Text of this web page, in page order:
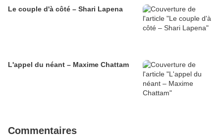
Le couple d'à côté – Shari Lapena
L'appel du néant – Maxime Chattam
Commentaires